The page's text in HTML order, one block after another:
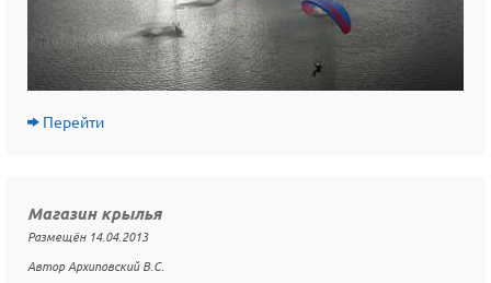
Перейти
Магазин крылья
Размещён 14.04.2013
Автор Архиповский В.С.